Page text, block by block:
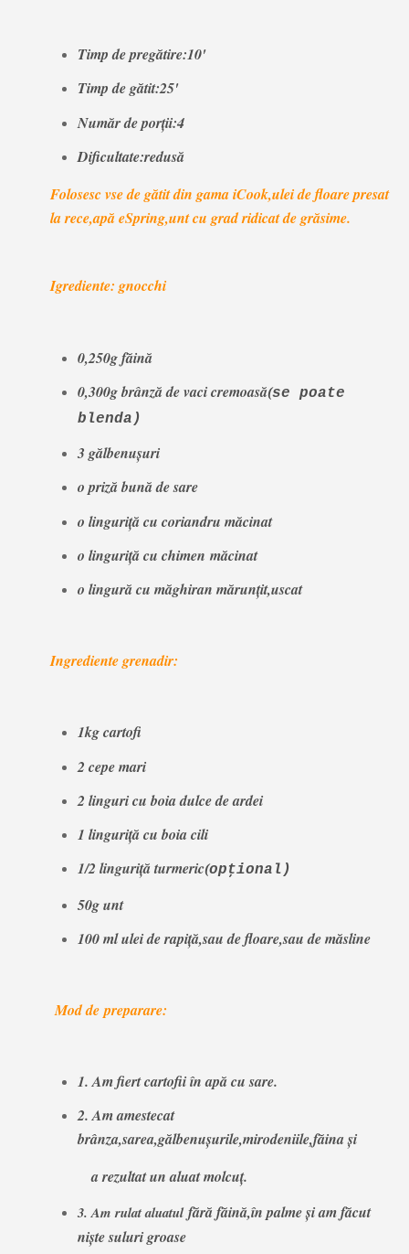
Timp de pregătire:10'
Timp de gătit:25'
Număr de porţii:4
Dificultate:redusă
Folosesc vse de gătit din gama iCook,ulei de floare presat
la rece,apă eSpring,unt cu grad ridicat de grăsime.
Igrediente: gnocchi
0,250g făină
0,300g brânză de vaci cremoasă(se poate
blenda)
3 gălbenuşuri
o priză bună de sare
o linguriţă cu coriandru măcinat
o linguriţă cu chimen măcinat
o lingură cu măghiran mărunţit,uscat
Ingrediente grenadir:
1kg cartofi
2 cepe mari
2 linguri cu boia dulce de ardei
1 linguriţă cu boia cili
1/2 linguriţă turmeric(opţional)
50g unt
100 ml ulei de rapiţă,sau de floare,sau de măsline
Mod de preparare:
1. Am fiert cartofii în apă cu sare.
2. Am amestecat
brânza,sarea,gălbenuşurile,mirodeniile,făina şi
a rezultat un aluat molcuţ.
3. Am rulat aluatul fără făină,în palme şi am făcut
nişte suluri groase